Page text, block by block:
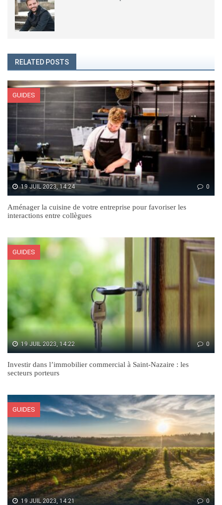
RELATED POSTS
GUIDES
19 JUIL 2023, 14:24 0
Aménager la cuisine de votre entreprise pour favoriser les
interactions entre collègues
GUIDES
19 JUIL 2023, 14:22 0
Investir dans l’immobilier commercial à Saint-Nazaire : les
secteurs porteurs
GUIDES
19 JUIL 2023, 14:21 0